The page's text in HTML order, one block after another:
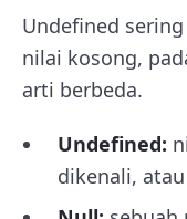
Undefined
nilai kosong,
arti berbeda.
Undefined:
dikenali,